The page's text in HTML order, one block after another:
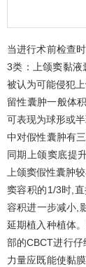
当进行术前检查
3类：上颌窦黏液
被认为可能侵犯
留性囊肿一般体
可表现为球形或
中对假性囊肿有
同期上颌窦底提
上颌窦假性囊肿
窦容积的1/3时,
容积进一步减小,
延期植入种植体
部的CBCT进行
力量应既能使黏